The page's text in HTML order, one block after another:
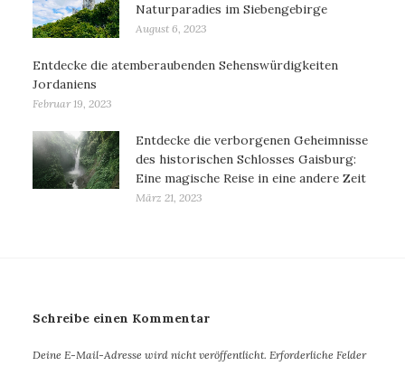
Naturparadies im Siebengebirge
August 6, 2023
Entdecke die atemberaubenden Sehenswürdigkeiten
Jordaniens
Februar 19, 2023
Entdecke die verborgenen Geheimnisse
des historischen Schlosses Gaisburg:
Eine magische Reise in eine andere Zeit
März 21, 2023
Schreibe einen Kommentar
Deine E-Mail-Adresse wird nicht veröffentlicht. Erforderliche Felder